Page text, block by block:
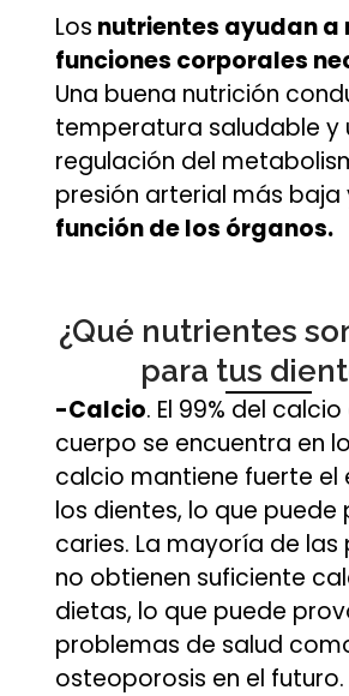
Los nutrientes ayudan a
funciones corporales
Una buena nutrición
temperatura saludable y
regulación del
presión arterial más baja
función de los órganos.
¿Qué nutrientes
para tus
-Calcio. El 99% del
cuerpo se encuentra en
calcio mantiene fuerte el
los dientes, lo que puede
caries. La mayoría de las
no obtienen suficiente
dietas, lo que puede
problemas de salud
osteoporosis en el futuro.